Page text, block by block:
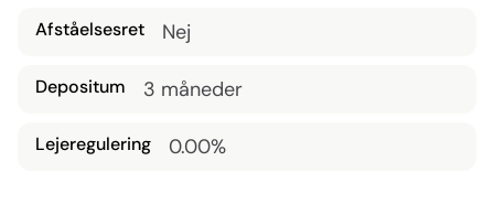
Afståelsesret Nej
Depositum 3 måneder
Lejeregulering 0.00%